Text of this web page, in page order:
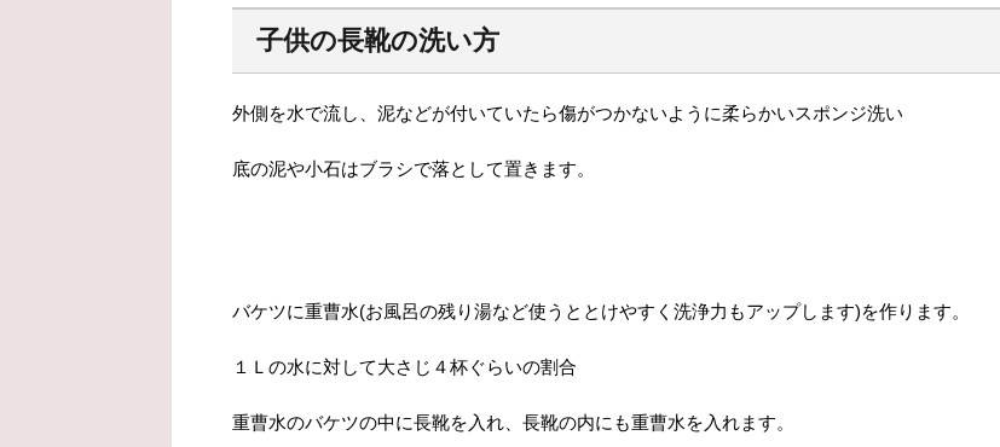
子供の長靴の洗い方
外側を水で流し、泥などが付いていたら傷がつかないように柔らかいスポンジ洗い
底の泥や小石はブラシで落として置きます。
バケツに重曹水(お風呂の残り湯など使うととけやすく洗浄力もアップします)を作ります。
１Ｌの水に対して大さじ４杯ぐらいの割合
重曹水のバケツの中に長靴を入れ、長靴の内にも重曹水を入れます。